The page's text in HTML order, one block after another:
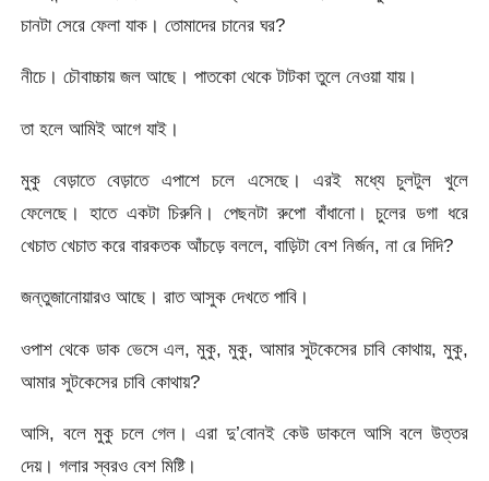
চানটা সেরে ফেলা যাক। তোমাদের চানের ঘর?
নীচে। চৌবাচ্চায় জল আছে। পাতকো থেকে টাটকা তুলে নেওয়া যায়।
তা হলে আমিই আগে যাই।
মুকু বেড়াতে বেড়াতে এপাশে চলে এসেছে। এরই মধ্যে চুলটুল খুলে
ফেলেছে। হাতে একটা চিরুনি। পেছনটা রুপো বাঁধানো। চুলের ডগা ধরে
খেচাত খেচাত করে বারকতক আঁচড়ে বললে, বাড়িটা বেশ নির্জন, না রে দিদি?
জন্তুজানোয়ারও আছে। রাত আসুক দেখতে পাবি।
ওপাশ থেকে ডাক ভেসে এল, মুকু, মুকু, আমার সুটকেসের চাবি কোথায়, মুকু,
আমার সুটকেসের চাবি কোথায়?
আসি, বলে মুকু চলে গেল। এরা দু’বোনই কেউ ডাকলে আসি বলে উত্তর
দেয়। গলার স্বরও বেশ মিষ্টি।